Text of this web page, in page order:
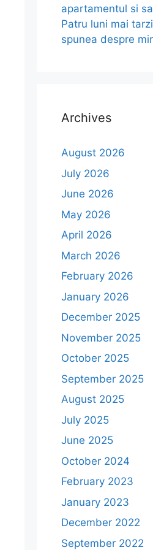
apartamentul si
Patru luni mai
spunea despre
Archives
August 2026
July 2026
June 2026
May 2026
April 2026
March 2026
February 2026
January 2026
December 2025
November 2025
October 2025
September 2025
August 2025
July 2025
June 2025
October 2024
February 2023
January 2023
December 2022
September 2022